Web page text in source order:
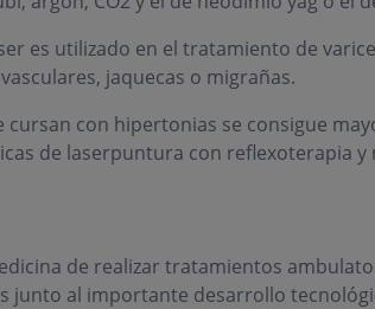
es utilizado en el tratamiento de
jaquecas o migrañas.
cursan con hipertonias se consigue
de laserpuntura con reflexoterapia y
de realizar tratamientos
junto al importante desarrollo